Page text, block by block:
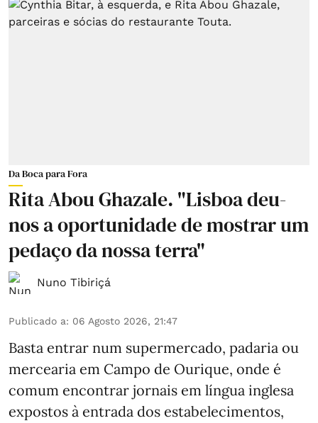
Da Boca para Fora
Rita Abou Ghazale. "Lisboa deu-
nos a oportunidade de mostrar um
pedaço da nossa terra"
Nuno Tibiriçá
Publicado a: 06 Agosto 2026, 21:47
Basta entrar num supermercado, padaria ou
mercearia em Campo de Ourique, onde é
comum encontrar jornais em língua inglesa
expostos à entrada dos estabelecimentos,